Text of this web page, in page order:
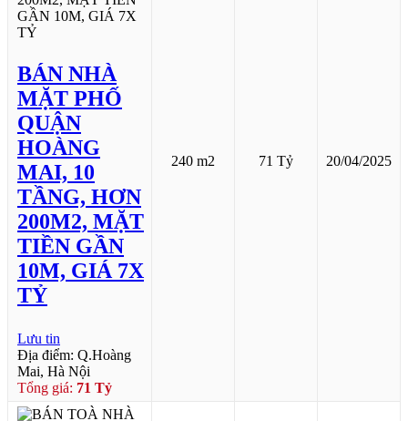
BÁN NHÀ
MẶT PHỐ
QUẬN
HOÀNG
MAI, 10
TẦNG, HƠN
200M2, MẶT
TIỀN GẦN
10M, GIÁ 7X
TỶ
Lưu tin
Địa điểm: Q.Hoàng
Mai, Hà Nội
Tổng giá: 71 Tỷ
240 m2 71 Tỷ 20/04/2025